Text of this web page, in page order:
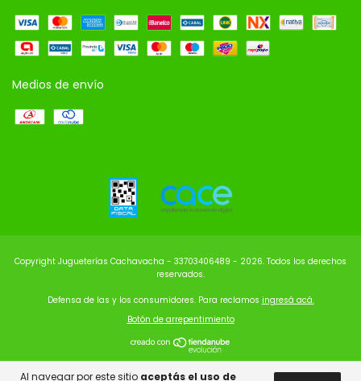
Al navegar por este sitio aceptás el uso de
Medios de envío
Copyright Jugueterías Cachavacha - 33703406489 - 2026. Todos los derechos
reservados.
Defensa de las y los consumidores. Para reclamos ingresá acá.
Botón de arrepentimiento